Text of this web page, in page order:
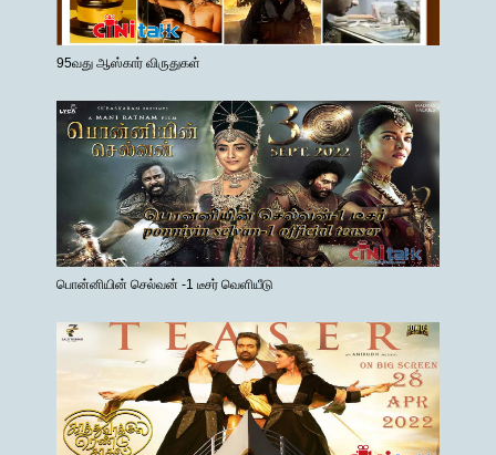
95வது ஆஸ்கார் விருதுகள்
பொன்னியின் செல்வன் -1 டீசர் வெளியீடு